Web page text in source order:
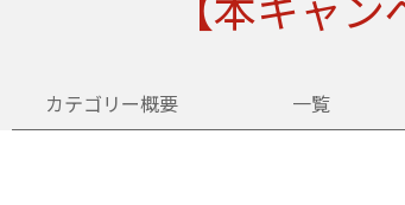
カテゴリー概要 一覧